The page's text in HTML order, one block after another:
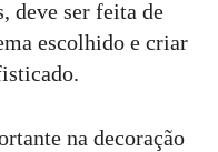
deve ser feita de
escolhido e criar
na decoração